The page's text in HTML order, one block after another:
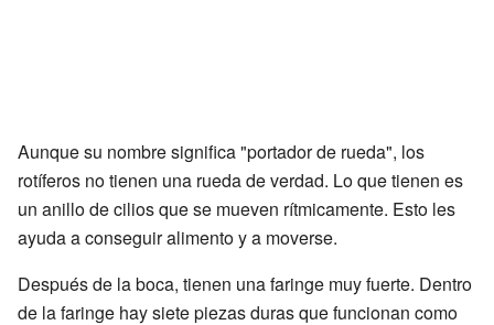
Aunque su nombre significa "portador de rueda", los
rotíferos no tienen una rueda de verdad. Lo que tienen es
un anillo de cilios que se mueven rítmicamente. Esto les
ayuda a conseguir alimento y a moverse.
Después de la boca, tienen una faringe muy fuerte. Dentro
de la faringe hay siete piezas duras que funcionan como